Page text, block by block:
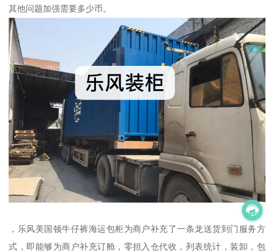
其他问题加强需要多少币。
，乐风美国顿牛仔裤海运包柜为商户补充了一条龙送货到门服务方
式，即能够为商户补充订舱，零担入仓代收，列表统计，装卸，包